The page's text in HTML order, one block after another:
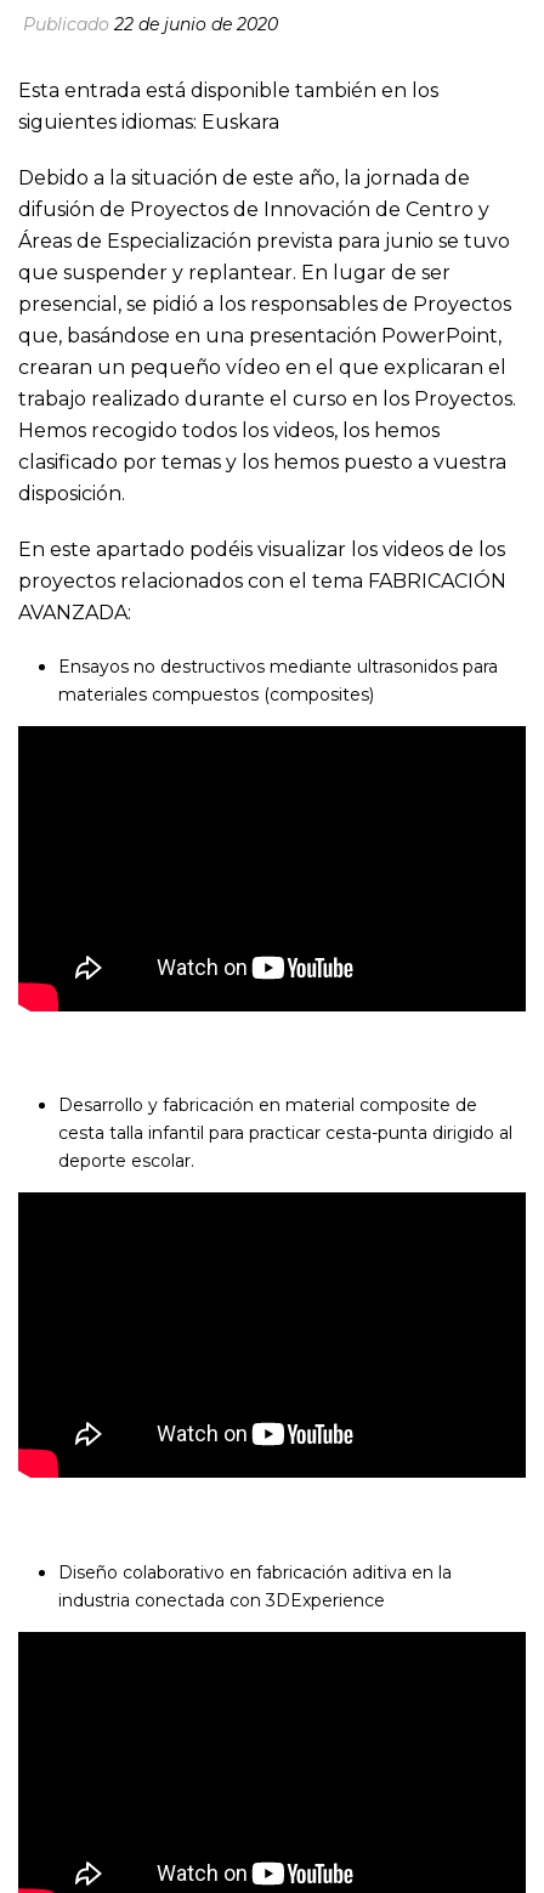
Publicado22 de junio de 2020
Esta entrada está disponible también en los
siguientes idiomas: Euskara
Debido a la situación de este año, la jornada de
difusión de Proyectos de Innovación de Centro y
Áreas de Especialización prevista para junio se tuvo
que suspender y replantear. En lugar de ser
presencial, se pidió a los responsables de Proyectos
que, basándose en una presentación PowerPoint,
crearan un pequeño vídeo en el que explicaran el
trabajo realizado durante el curso en los Proyectos.
Hemos recogido todos los videos, los hemos
clasificado por temas y los hemos puesto a vuestra
disposición.
En este apartado podéis visualizar los videos de los
proyectos relacionados con el tema FABRICACIÓN
AVANZADA:
Ensayos no destructivos mediante ultrasonidos para
materiales compuestos (composites)
Desarrollo y fabricación en material composite de
cesta talla infantil para practicar cesta-punta dirigido al
deporte escolar.
Diseño colaborativo en fabricación aditiva en la
industria conectada con 3DExperience